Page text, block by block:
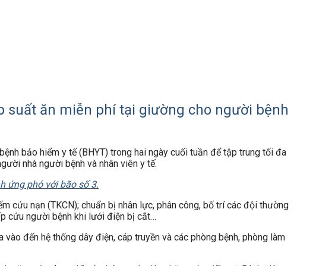
suất ăn miễn phí tại giường cho người bệnh
bảo hiểm y tế (BHYT) trong hai ngày cuối tuần để tập trung tối đa
nhà người bệnh và nhân viên y tế.
ứng phó với bão số 3.
cứu nạn (TKCN); chuẩn bị nhân lực, phân công, bố trí các đội thường
cứu người bệnh khi lưới điện bị cắt…
đến hệ thống dây điện, cáp truyền và các phòng bệnh, phòng làm